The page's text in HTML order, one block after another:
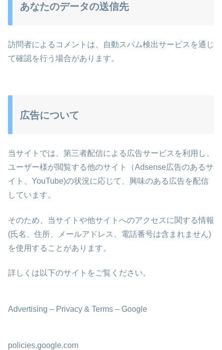
あなたのデータの送信先
訪問者によるコメントは、自動スパム検出サービスを通じ
て確認を行う場合があります。
広告について
当サイトでは、第三者配信による広告サービスを利用し、
ユーザー様が閲覧する他のサイト（Adsense広告のあるサ
イト、YouTube)の状況に応じて、興味のある広告を配信
しています。
そのため、当サイトや他サイトへのアクセスに関する情報
(氏名、住所、メールアドレス、電話番号は含まれません)
を使用することがあります。
詳しくは以下のサイトをご覧ください。
Advertising – Privacy & Terms – Google
policies.google.com